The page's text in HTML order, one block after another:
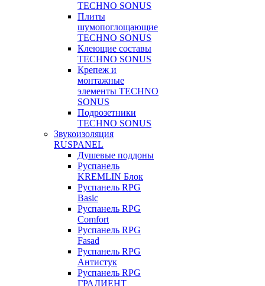
TECHNO SONUS
Плиты
шумопоглощающие
TECHNO SONUS
Клеющие составы
TECHNO SONUS
Крепеж и
монтажные
элементы TECHNO
SONUS
Подрозетники
TECHNO SONUS
Звукоизоляция
RUSPANEL
Душевые поддоны
Руспанель
KREMLIN Блок
Руспанель RPG
Basic
Руспанель RPG
Comfort
Руспанель RPG
Fasad
Руспанель RPG
Антистук
Руспанель RPG
ГРАДИЕНТ